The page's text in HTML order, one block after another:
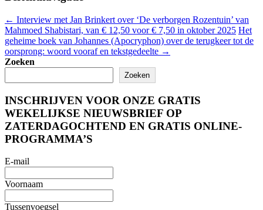
← Interview met Jan Brinkert over ‘De verborgen Rozentuin’ van
Mahmoed Shabistari, van € 12,50 voor € 7,50 in oktober 2025 Het
geheime boek van Johannes (Apocryphon) over de terugkeer tot de
oorsprong: woord vooraf en tekstgedeelte →
Zoeken
Zoeken
INSCHRIJVEN VOOR ONZE GRATIS
WEKELIJKSE NIEUWSBRIEF OP
ZATERDAGOCHTEND EN GRATIS ONLINE-
PROGRAMMA’S
E-mail
Voornaam
Tussenvoegsel